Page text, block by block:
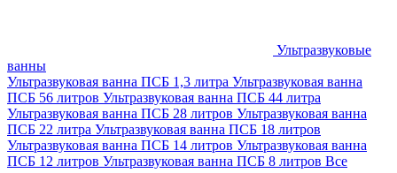
Ультразвуковые
ванны
Ультразвуковая ванна ПСБ 1,3 литра Ультразвуковая ванна
ПСБ 56 литров Ультразвуковая ванна ПСБ 44 литра
Ультразвуковая ванна ПСБ 28 литров Ультразвуковая ванна
ПСБ 22 литра Ультразвуковая ванна ПСБ 18 литров
Ультразвуковая ванна ПСБ 14 литров Ультразвуковая ванна
ПСБ 12 литров Ультразвуковая ванна ПСБ 8 литров Все